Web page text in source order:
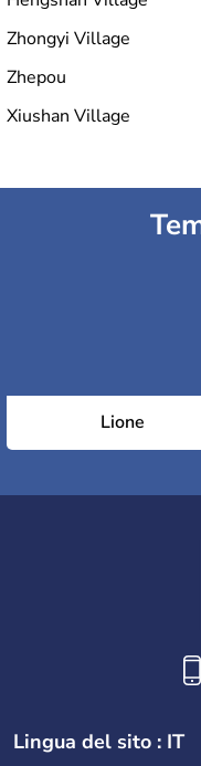
Zhongyi Village
Zhepou
Xiushan Village
Lione
Lingua del sito : IT